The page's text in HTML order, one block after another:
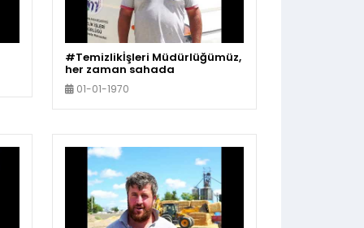
#Temizlikİşleri Müdürlüğümüz,
her zaman sahada
01-01-1970